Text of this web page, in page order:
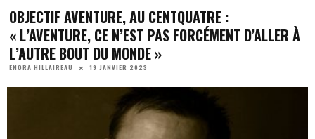
OBJECTIF AVENTURE, AU CENTQUATRE :
« L’AVENTURE, CE N’EST PAS FORCÉMENT D’ALLER À
L’AUTRE BOUT DU MONDE »
ENORA HILLAIREAU 19 JANVIER 2023